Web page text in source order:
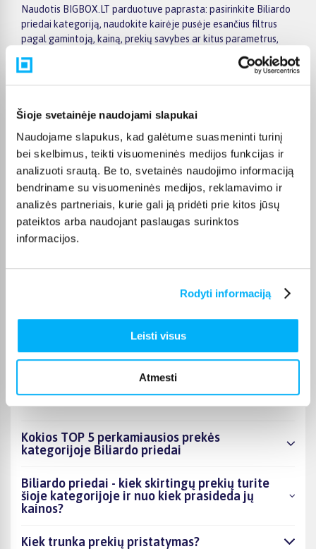
Šioje svetainėje naudojami slapukai
Naudojame slapukus, kad galėtume suasmeninti turinį
bei skelbimus, teikti visuomeninės medijos funkcijas ir
analizuoti srautą. Be to, svetainės naudojimo informaciją
bendriname su visuomeninės medijos, reklamavimo ir
analizės partneriais, kurie gali ją pridėti prie kitos jūsų
pateiktos arba naudojant paslaugas surinktos
informacijos.
Rodyti informaciją
Leisti visus
Atmesti
Naudotis BIGBOX.LT parduotuve paprasta: pasirinkite Biliardo
priedai kategoriją, naudokite kairėje pusėje esančius filtrus
pagal gamintoją, kainą, prekių savybes ar kitus parametrus,
palyginkite kelis modelius ir išsirinkite tinkamiausią variantą.
Prekių sąraše ir prekės puslapyje pateikiama svarbiausia
informacija, todėl galite greitai įvertinti techninius duomenis,
apsipirkti internetu, neskubant ir palyginant skirtingus Biliardo
Visoms prekėms nuo 150 Eur taikomas nemokamas 24 mėnesių
lizingas, todėl norimas prekes galima įsigyti išsimokėtinai.
Pristatymas visoje Lietuvoje į paštomatus kainuoja nuo 2,29 €,
o užsakymams nuo 499 € pristatymas į paštomatą nemokamas;
kurjerio pristatymas – nuo 2,99 €. Sandėlyje esančios prekės
paprastai pristatomos per 1–2 darbo dienas, o tikslus
kiekvienos prekės pristatymo terminas nurodytas jos
nurodytą terminą, o jei pageidausite užsakymą atsiimti patys,
DUK
Kokios TOP 5 perkamiausios prekės
kategorijoje Biliardo priedai
Biliardo priedai - kiek skirtingų prekių turite
šioje kategorijoje ir nuo kiek prasideda jų
kainos?
Kiek trunka prekių pristatymas?